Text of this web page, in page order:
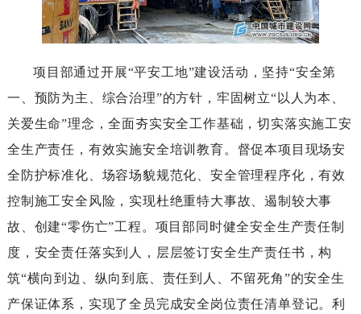
项目部通过开展“平安工地”建设活动，坚持“安全第
一、预防为主、综合治理”的方针，牢固树立“以人为本、
关爱生命”理念，全面夯实安全工作基础，切实落实施工安
全生产责任，有效实施安全培训教育。督促本项目现场安
全防护标准化、场容场貌规范化、安全管理程序化，有效
控制施工安全风险，实现杜绝重特大事故、遏制较大事
故、创建“零伤亡”工程。项目部同时健全安全生产责任制
度，安全责任落实到人，层层签订安全生产责任书，构
筑“横向到边、纵向到底、责任到人、不留死角”的安全生
产保证体系，实现了全员完成安全岗位责任清单登记。利